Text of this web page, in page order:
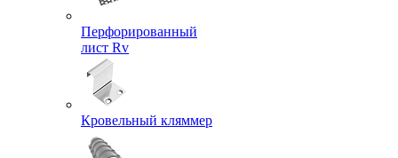
Перфорированный
лист Rv
Кровельный кляммер